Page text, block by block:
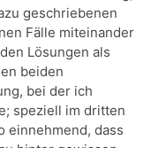
geschriebenen
Fälle miteinander
Lösungen als
beiden
bei der ich
speziell im dritten
einnehmend, dass